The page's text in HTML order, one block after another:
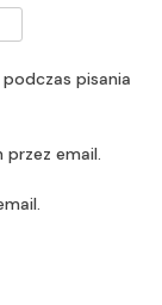
pisania
email.